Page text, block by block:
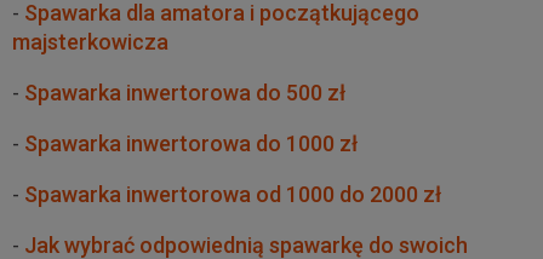
- Spawarka dla amatora i początkującego
majsterkowicza
- Spawarka inwertorowa do 500 zł
- Spawarka inwertorowa do 1000 zł
- Spawarka inwertorowa od 1000 do 2000 zł
- Jak wybrać odpowiednią spawarkę do swoich